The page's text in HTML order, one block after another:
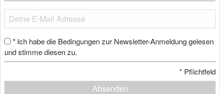
* Ich habe die Bedingungen zur Newsletter-Anmeldung gelesen
und stimme diesen zu.
* Pflichtfeld
Absenden